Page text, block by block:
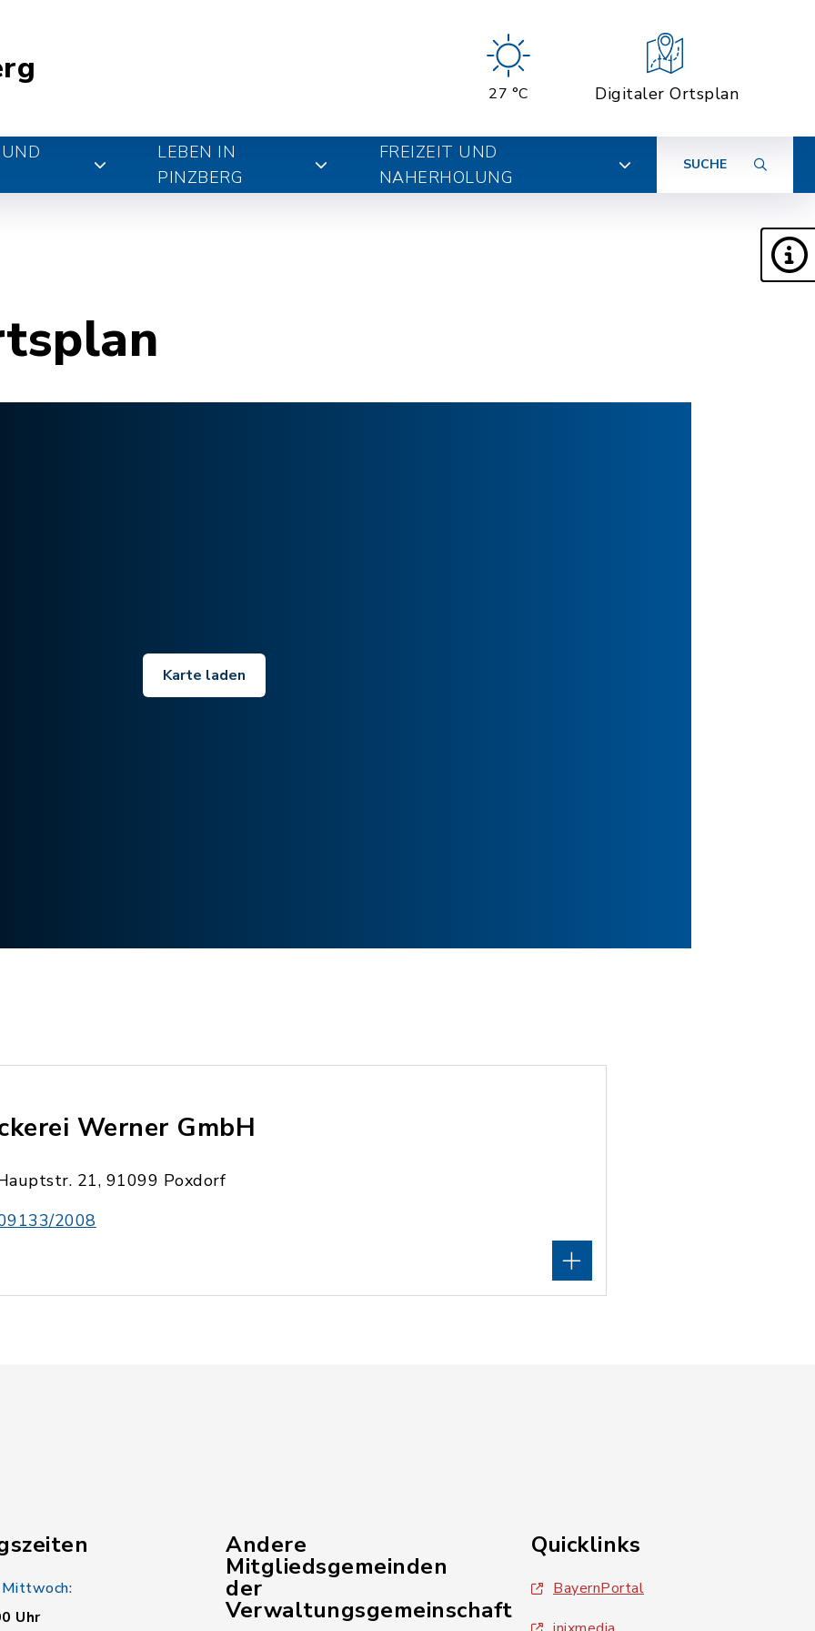
27 °C Digitaler Ortsplan
LEBEN IN
PINZBERG
FREIZEIT UND
NAHERHOLUNG
SUCHE
Karte laden
Werner GmbH
21, 91099 Poxdorf
2008
Uhr
Andere
Mitgliedsgemeinden
der
Verwaltungsgemeinschaft
Quicklinks
BayernPortal